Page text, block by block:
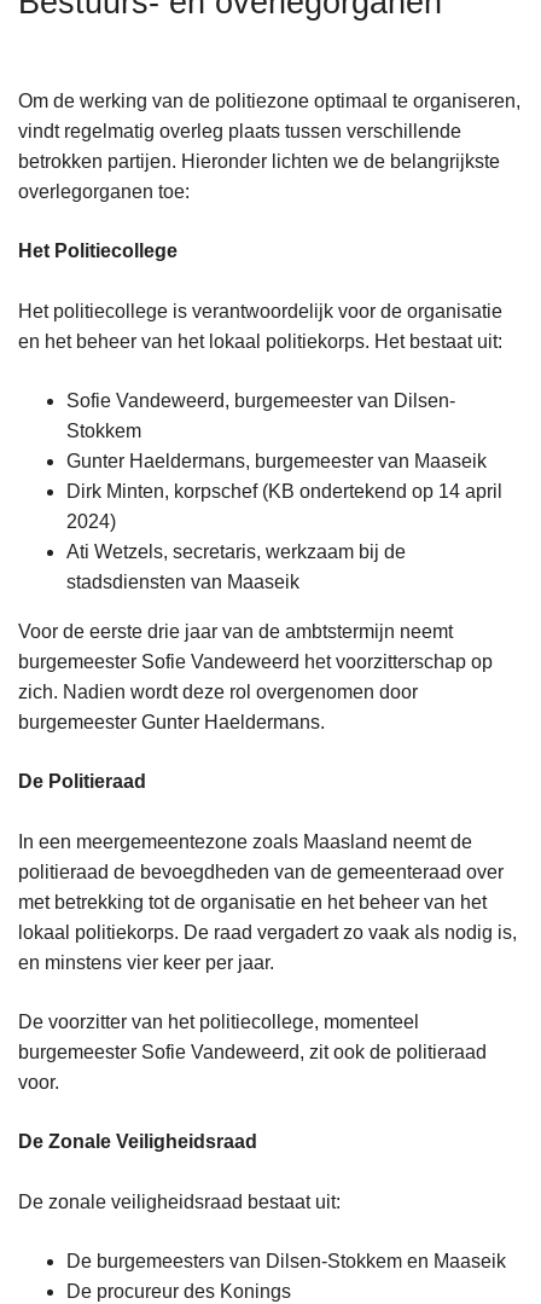
Om de werking van de politiezone optimaal te organiseren,
vindt regelmatig overleg plaats tussen verschillende
betrokken partijen. Hieronder lichten we de belangrijkste
overlegorganen toe:
Het Politiecollege
Het politiecollege is verantwoordelijk voor de organisatie
en het beheer van het lokaal politiekorps. Het bestaat uit:
Sofie Vandeweerd, burgemeester van Dilsen-
Stokkem
Gunter Haeldermans, burgemeester van Maaseik
Dirk Minten, korpschef (KB ondertekend op 14 april
2024)
Ati Wetzels, secretaris, werkzaam bij de
stadsdiensten van Maaseik
Voor de eerste drie jaar van de ambtstermijn neemt
burgemeester Sofie Vandeweerd het voorzitterschap op
zich. Nadien wordt deze rol overgenomen door
burgemeester Gunter Haeldermans.
De Politieraad
In een meergemeentezone zoals Maasland neemt de
politieraad de bevoegdheden van de gemeenteraad over
met betrekking tot de organisatie en het beheer van het
lokaal politiekorps. De raad vergadert zo vaak als nodig is,
en minstens vier keer per jaar.
De voorzitter van het politiecollege, momenteel
burgemeester Sofie Vandeweerd, zit ook de politieraad
voor.
De Zonale Veiligheidsraad
De zonale veiligheidsraad bestaat uit:
De burgemeesters van Dilsen-Stokkem en Maaseik
De procureur des Konings